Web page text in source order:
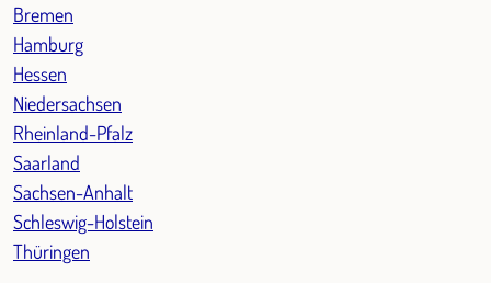
Bremen
Hamburg
Hessen
Niedersachsen
Rheinland-Pfalz
Saarland
Sachsen-Anhalt
Schleswig-Holstein
Thüringen